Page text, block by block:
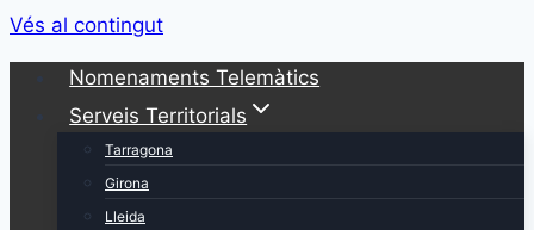
Vés al contingut
Nomenaments Telemàtics
Serveis Territorials
Tarragona
Girona
Lleida